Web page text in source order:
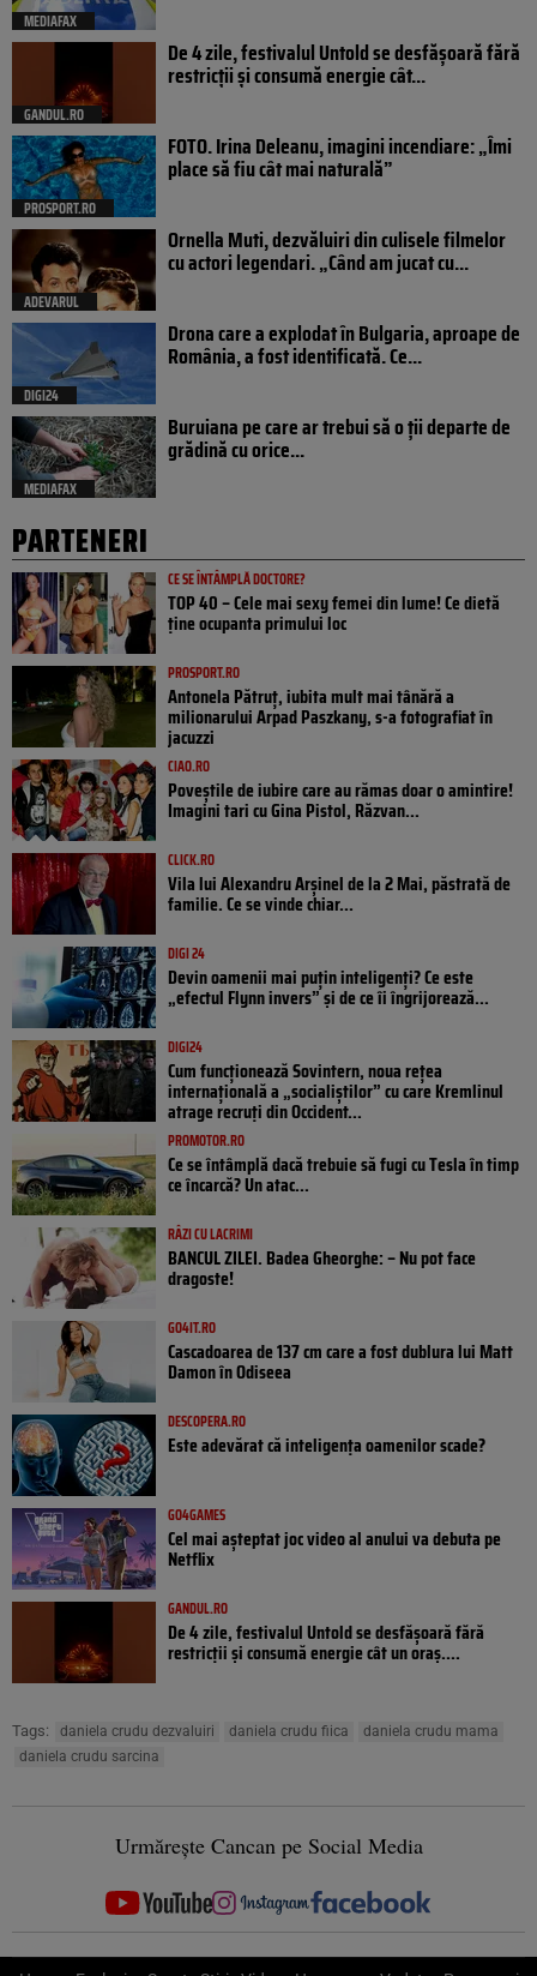
MEDIAFAX
GANDUL.RO
De 4 zile, festivalul Untold se desfășoară fără
restricții și consumă energie cât...
PROSPORT.RO
FOTO. Irina Deleanu, imagini incendiare: „Îmi
place să fiu cât mai naturală”
ADEVARUL
Ornella Muti, dezvăluiri din culisele filmelor
cu actori legendari. „Când am jucat cu...
DIGI24
Drona care a explodat în Bulgaria, aproape de
România, a fost identificată. Ce...
MEDIAFAX
Buruiana pe care ar trebui să o ții departe de
grădină cu orice...
PARTENERI
CE SE ÎNTÂMPLĂ DOCTORE?
TOP 40 – Cele mai sexy femei din lume! Ce dietă
ține ocupanta primului loc
PROSPORT.RO
Antonela Pătruț, iubita mult mai tânără a
milionarului Arpad Paszkany, s-a fotografiat în
jacuzzi
CIAO.RO
Poveştile de iubire care au rămas doar o amintire!
Imagini tari cu Gina Pistol, Răzvan...
CLICK.RO
Vila lui Alexandru Arșinel de la 2 Mai, păstrată de
familie. Ce se vinde chiar...
DIGI 24
Devin oamenii mai puțin inteligenți? Ce este
„efectul Flynn invers” și de ce îi îngrijorează...
DIGI24
Cum funcționează Sovintern, noua rețea
internațională a „socialiștilor” cu care Kremlinul
atrage recruți din Occident...
PROMOTOR.RO
Ce se întâmplă dacă trebuie să fugi cu Tesla în timp
ce încarcă? Un atac...
RÂZI CU LACRIMI
BANCUL ZILEI. Badea Gheorghe: – Nu pot face
dragoste!
GO4IT.RO
Cascadoarea de 137 cm care a fost dublura lui Matt
Damon în Odiseea
DESCOPERA.RO
Este adevărat că inteligența oamenilor scade?
GO4GAMES
Cel mai așteptat joc video al anului va debuta pe
Netflix
GANDUL.RO
De 4 zile, festivalul Untold se desfășoară fără
restricții și consumă energie cât un oraș....
Tags: daniela crudu dezvaluiri daniela crudu fiica
daniela crudu mama
daniela crudu sarcina
Urmărește Cancan pe Social Media